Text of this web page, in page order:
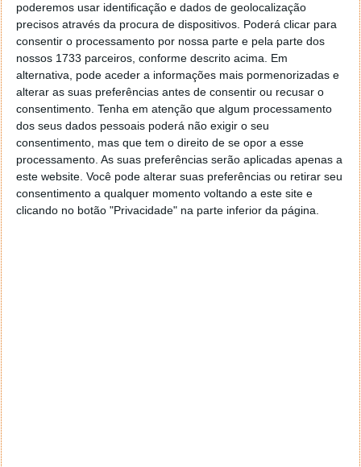
poderemos usar identificação e dados de geolocalização
precisos através da procura de dispositivos. Poderá clicar para
consentir o processamento por nossa parte e pela parte dos
nossos 1733 parceiros, conforme descrito acima. Em
alternativa, pode aceder a informações mais pormenorizadas e
alterar as suas preferências antes de consentir ou recusar o
consentimento. Tenha em atenção que algum processamento
dos seus dados pessoais poderá não exigir o seu
consentimento, mas que tem o direito de se opor a esse
processamento. As suas preferências serão aplicadas apenas a
este website. Você pode alterar suas preferências ou retirar seu
consentimento a qualquer momento voltando a este site e
clicando no botão "Privacidade" na parte inferior da página.
Após a confirmação, estão prontos para começar a
usar o serviço.